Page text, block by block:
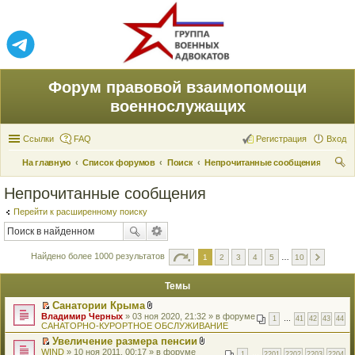
Форум правовой взаимопомощи
военнослужащих
Ссылки FAQ Вход
Регистрация
На главную Список форумов Поиск
Непрочитанные сообщения
Непрочитанные сообщения
Перейти к расширенному поиску
Найдено более 1000 результатов 1 2 3 4 5 10
Темы
П
е
р
е
й
Санатории Крыма
В
л
о
ж
е
1 41 42 43 44
Владимир Черных » 03 ноя 2020, 21:32 » в форуме
САНАТОРНО-КУРОРТНОЕ ОБСЛУЖИВАНИЕ
П
Увеличение размера пенсии
WIND » 10 ноя 2011, 00:17 » в форуме